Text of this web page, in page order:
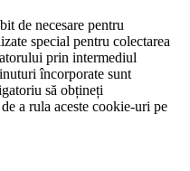
de necesare pentru
special pentru colectarea
prin intermediul
încorporate sunt
să obțineți
a rula aceste cookie-uri pe